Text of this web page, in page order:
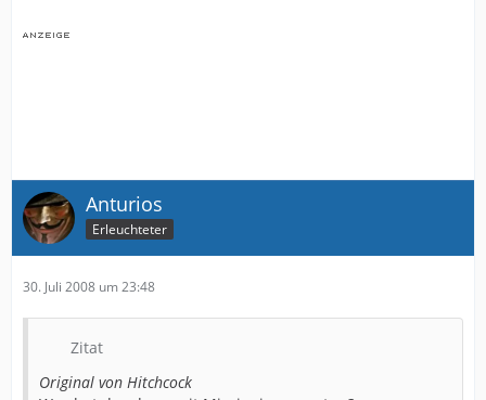
Anturios
Erleuchteter
30. Juli 2008 um 23:48
Zitat
Original von Hitchcock